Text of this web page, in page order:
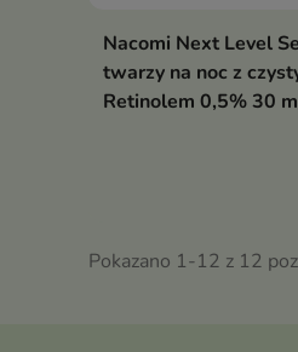
Nacomi Next Level
twarzy na noc z
Retinolem 0,5% 30
Pokazano 1-12 z 12